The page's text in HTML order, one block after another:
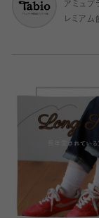
アミュプ
レミアム